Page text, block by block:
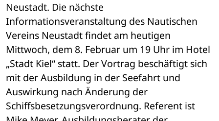
Neustadt. Die nächste
Informationsveranstaltung des Nautischen
Vereins Neustadt findet am heutigen
Mittwoch, dem 8. Februar um 19 Uhr im Hotel
„Stadt Kiel“ statt. Der Vortrag beschäftigt sich
mit der Ausbildung in der Seefahrt und
Auswirkung nach Änderung der
Schiffsbesetzungsverordnung. Referent ist